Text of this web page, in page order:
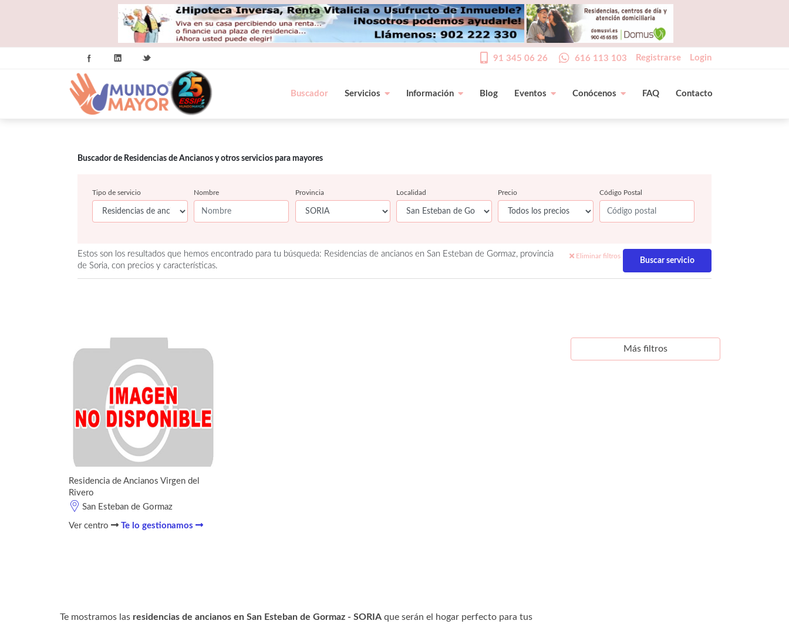
91 345 06 26 616 113 103 Registrarse Login
Buscador Servicios Información Blog Eventos Conócenos FAQ Contacto
Buscador de Residencias de Ancianos y otros servicios para mayores
Tipo de servicio Nombre Provincia Localidad Precio Código Postal
Estos son los resultados que hemos encontrado para tu búsqueda: Residencias de ancianos en San Esteban de Gormaz, provincia
de Soria, con precios y características.
Eliminar filtros
Residencia de Ancianos Virgen del
Rivero
San Esteban de Gormaz
Ver centro Te lo gestionamos
Más filtros
Te mostramos las residencias de ancianos en San Esteban de Gormaz - SORIA que serán el hogar perfecto para tus